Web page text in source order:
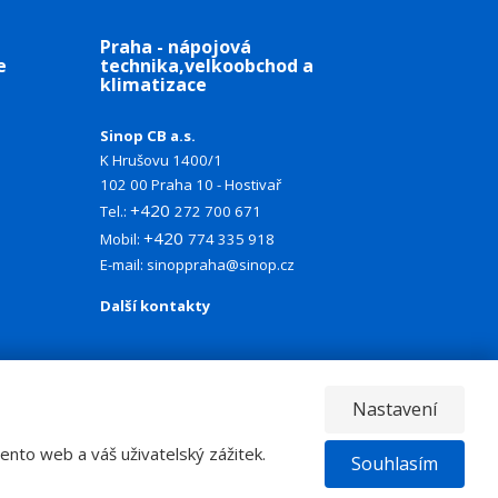
web a váš uživatelský zážitek.
Nastavení
Souhlasím
Praha - nápojová
technika,velkoobchod a
klimatizace
Sinop CB a.s.
K Hrušovu 1400/1
102 00 Praha 10 - Hostivař
Tel.:+420272 700 671
Mobil:+420774 335 918
E-mail: sinoppraha@sinop.cz
Další kontakty